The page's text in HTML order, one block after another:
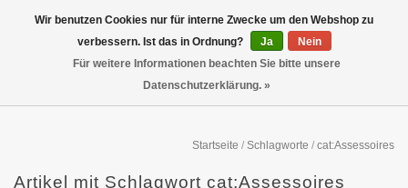
Startseite / Schlagworte / cat:Assessoires
Artikel mit Schlagwort cat:Assessoires
Wir benutzen Cookies nur für interne Zwecke um den Webshop zu
verbessern. Ist das in Ordnung?
Ja
Nein
Für weitere Informationen beachten Sie bitte unsere
Datenschutzerklärung. »